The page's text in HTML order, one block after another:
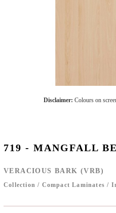
Disclaimer: Colours on
719 - MANGFALL
VERACIOUS BARK (VRB)
Collection / Compact Laminates /